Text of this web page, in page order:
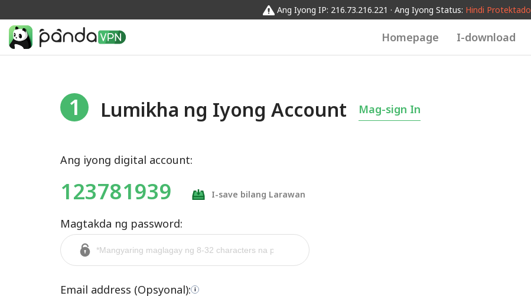
Ang Iyong IP: 216.73.216.221 · Ang Iyong Status: Hindi Protektado
Homepage I-download
1 Lumikha ng Iyong Account Mag-sign In
Ang iyong digital account:
123781939 I-save bilang Larawan
Magtakda ng password:
Email address (Opsyonal): i